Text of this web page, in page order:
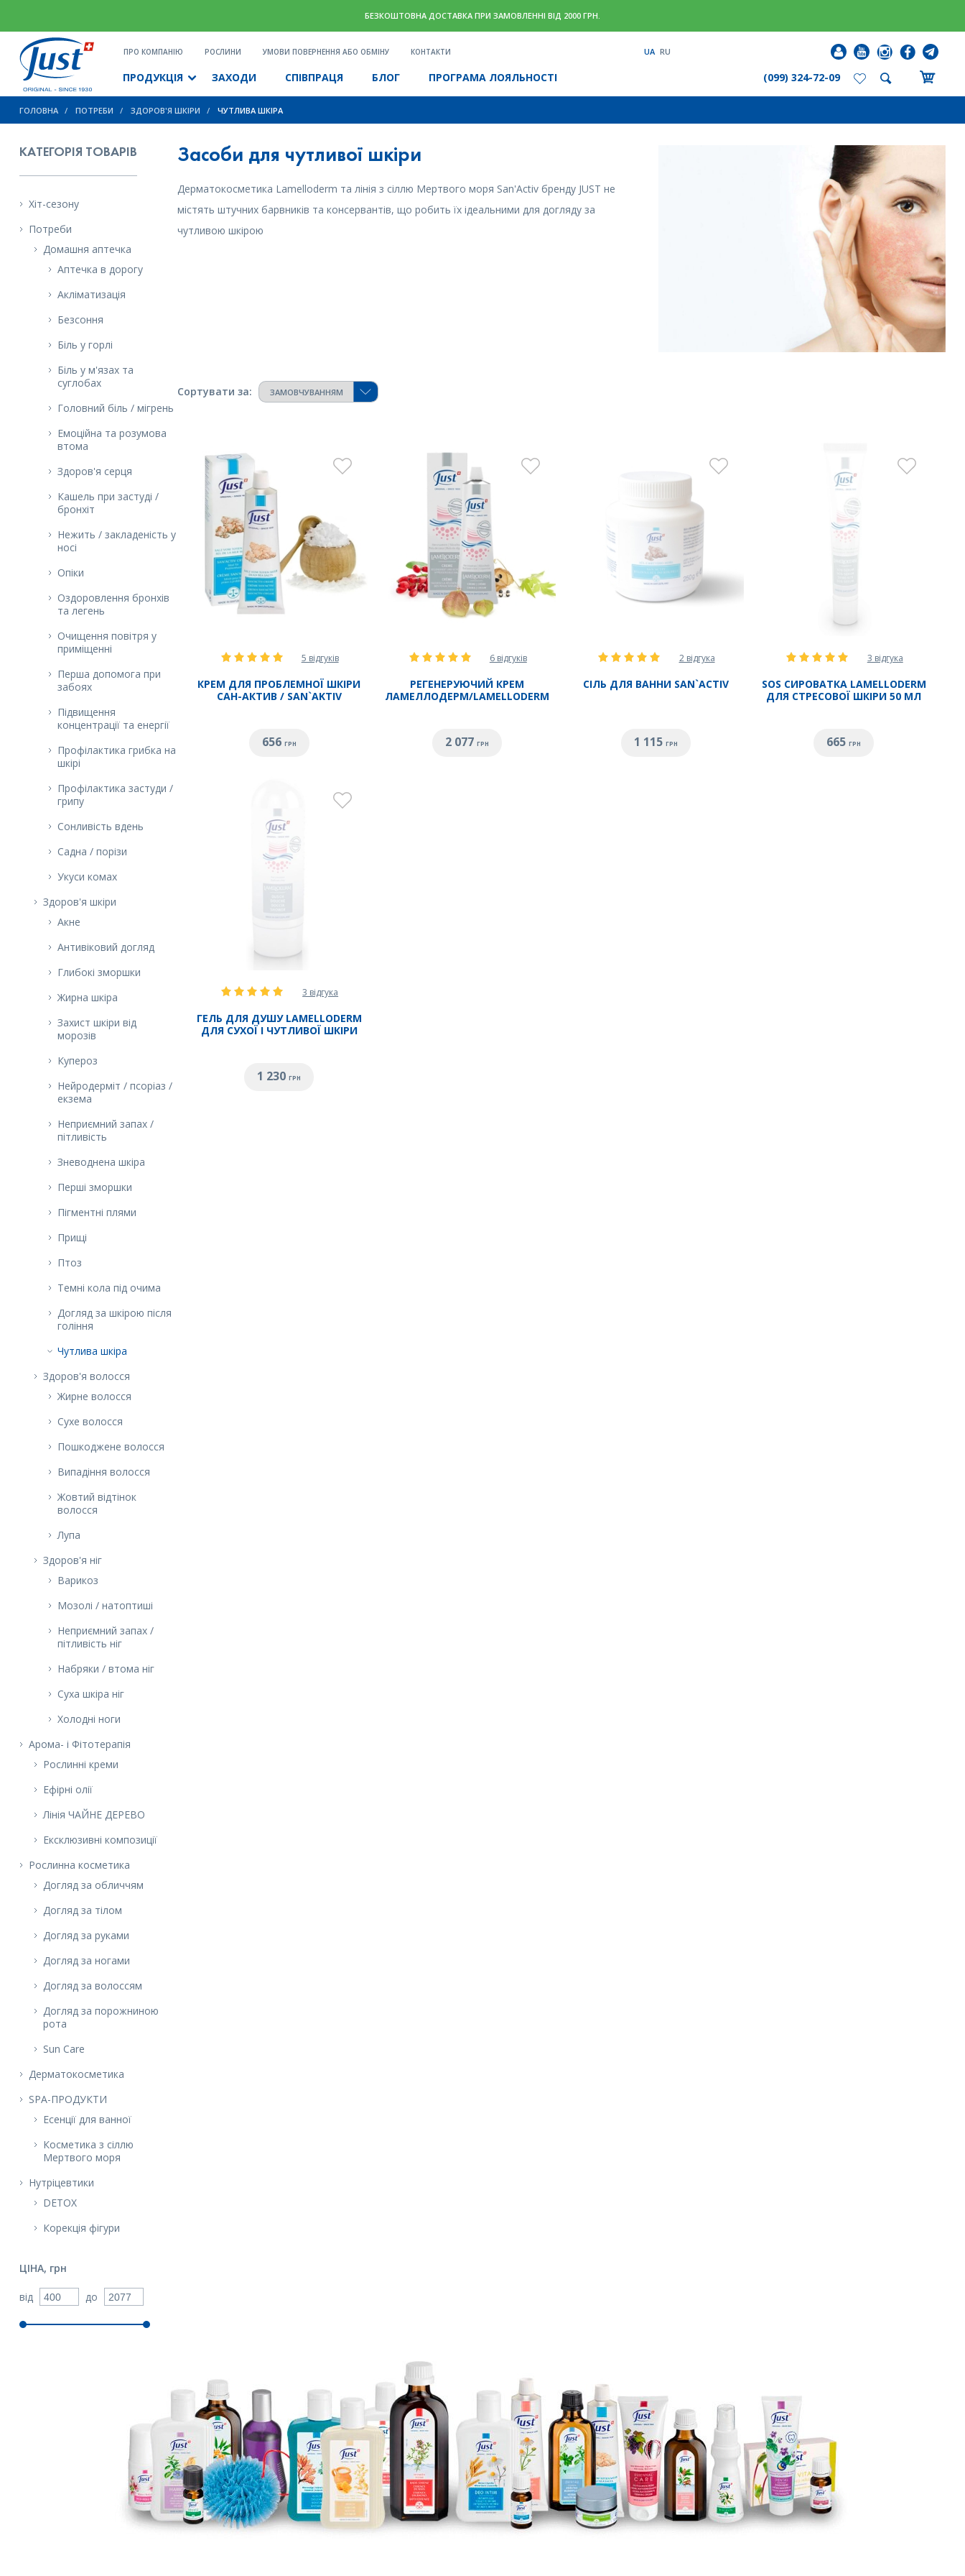
БЕЗКОШТОВНА ДОСТАВКА ПРИ ЗАМОВЛЕННІ ВІД 2000 ГРН.
ПРО КОМПАНІЮ РОСЛИНИ УМОВИ ПОВЕРНЕННЯ АБО ОБМІНУ КОНТАКТИ UA RU
ПРОДУКЦІЯ ЗАХОДИ СПІВПРАЦЯ БЛОГ ПРОГРАМА ЛОЯЛЬНОСТІ (099) 324-72-09
ГОЛОВНА ПОТРЕБИ ЗДОРОВ'Я ШКІРИ ЧУТЛИВА ШКІРА
КАТЕГОРІЯ ТОВАРІВ
Хіт-сезону
Потреби
Домашня аптечка
Аптечка в дорогу
Акліматизація
Безсоння
Біль у горлі
Біль у м'язах та
суглобах
Головний біль / мігрень
Емоційна та розумова
втома
Здоров'я серця
Кашель при застуді /
бронхіт
Нежить / закладеність у
носі
Опіки
Оздоровлення бронхів
та легень
Очищення повітря у
приміщенні
Перша допомога при
забоях
Підвищення
концентрації та енергії
Профілактика грибка на
шкірі
Профілактика застуди /
грипу
Сонливість вдень
Садна / порізи
Укуси комах
Здоров'я шкіри
Акне
Антивіковий догляд
Глибокі зморшки
Жирна шкіра
Захист шкіри від
морозів
Купероз
Нейродерміт / псоріаз /
екзема
Неприємний запах /
пітливість
Зневоднена шкіра
Перші зморшки
Пігментні плями
Прищі
Птоз
Темні кола під очима
Догляд за шкірою після
гоління
Чутлива шкіра
Здоров'я волосся
Жирне волосся
Сухе волосся
Пошкоджене волосся
Випадіння волосся
Жовтий відтінок
волосся
Лупа
Здоров'я ніг
Варикоз
Мозолі / натоптиші
Неприємний запах /
пітливість ніг
Набряки / втома ніг
Суха шкіра ніг
Холодні ноги
Арома- і Фітотерапія
Рослинні креми
Ефірні олії
Лінія ЧАЙНЕ ДЕРЕВО
Ексклюзивні композиції
Рослинна косметика
Догляд за обличчям
Догляд за тілом
Догляд за руками
Догляд за ногами
Догляд за волоссям
Догляд за порожниною
рота
Sun Care
Дерматокосметика
SPA-ПРОДУКТИ
Есенції для ванної
Косметика з сіллю
Мертвого моря
Нутріцевтики
DETOX
Корекція фігури
ЦІНА, грн
від до
Засоби для чутливої шкіри
Дерматокосметика Lamelloderm та лінія з сіллю Мертвого моря San'Activ бренду JUST не
містять штучних барвників та консервантів, що робить їх ідеальними для догляду за
чутливою ​​шкірою
Сортувати за:
5 відгуків
КРЕМ ДЛЯ ПРОБЛЕМНОЇ ШКІРИ
САН-АКТИВ / SАN`AKTIV
656 ГРН
6 відгуків
РЕГЕНЕРУЮЧИЙ КРЕМ
ЛАМЕЛЛОДЕРМ/LAMELLODERM
2 077 ГРН
2 відгука
СІЛЬ ДЛЯ ВАННИ SAN`ACTIV
1 115 ГРН
3 відгука
SOS СИРОВАТКА LAMELLODERM
ДЛЯ СТРЕСОВОЇ ШКІРИ 50 МЛ
665 ГРН
3 відгука
ГЕЛЬ ДЛЯ ДУШУ LAMELLODERM
ДЛЯ СУХОЇ І ЧУТЛИВОЇ ШКІРИ
1 230 ГРН